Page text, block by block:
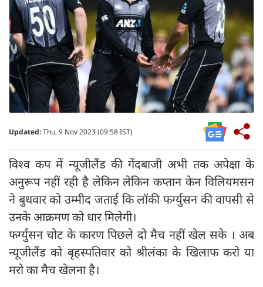
Updated:Thu, 9 Nov 2023 (09:58 IST)
विश्व कप में न्यूजीलैंड की गेंदबाजी अभी तक अपेक्षा के
अनुरूप नहीं रही है लेकिन लेकिन कप्तान केन विलियमसन
ने बुधवार को उम्मीद जताई कि लॉकी फर्ग्युसन की वापसी से
उनके आक्रमण को धार मिलेगी।
फर्ग्युसन चोट के कारण पिछले दो मैच नहीं खेल सके । अब
न्यूजीलैंड को बृहस्पतिवार को श्रीलंका के खिलाफ करो या
मरो का मैच खेलना है।